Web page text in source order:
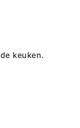
keuken.